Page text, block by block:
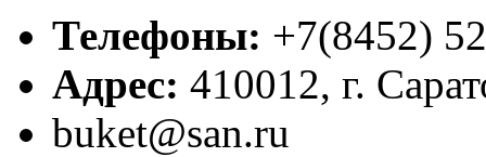
Телефоны: +7(8452)
Адрес: 410012, г.
buket@san.ru